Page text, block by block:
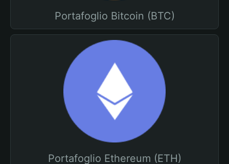
Portafoglio Bitcoin (BTC)
Portafoglio Ethereum (ETH)